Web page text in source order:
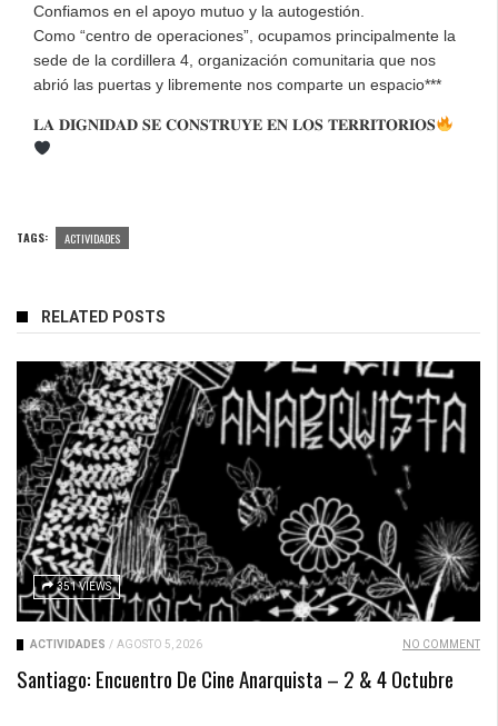
Confiamos en el apoyo mutuo y la autogestión.
Como “centro de operaciones”, ocupamos principalmente la
sede de la cordillera 4, organización comunitaria que nos
abrió las puertas y libremente nos comparte un espacio***
𝐋𝐀 𝐃𝐈𝐆𝐍𝐈𝐃𝐀𝐃 𝐒𝐄 𝐂𝐎𝐍𝐒𝐓𝐑𝐔𝐘𝐄 𝐄𝐍 𝐋𝐎𝐒 𝐓𝐄𝐑𝐑𝐈𝐓𝐎𝐑𝐈𝐎𝐒
TAGS: ACTIVIDADES
RELATED POSTS
351 VIEWS
ACTIVIDADES / AGOSTO 5, 2026 NO COMMENT
Santiago: Encuentro De Cine Anarquista – 2 & 4 Octubre